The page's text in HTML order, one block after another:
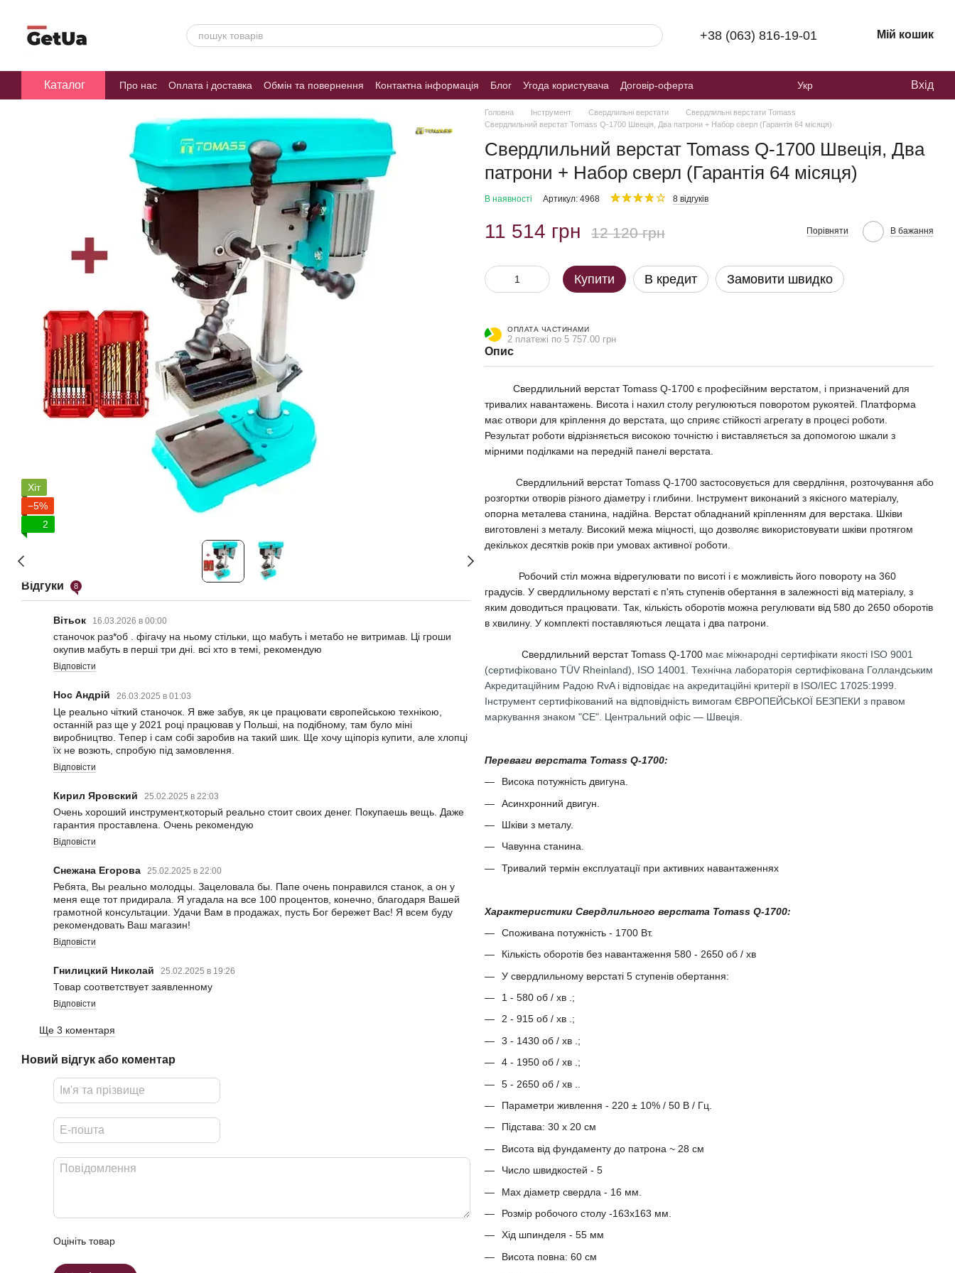
+38 (063) 816-19-01 Мій кошик
Каталог Про нас Оплата і доставка Обмін та повернення Контактна інформація Блог Угода користувача Договір-оферта Укр Вхід
Хіт
−5%
2
Відгуки 8
Вітьок 16.03.2026 в 00:00
станочок раз*об . фігачу на ньому стільки, що мабуть і метабо не витримав. Ці гроши
окупив мабуть в перші три дні. всі хто в темі, рекомендую
Відповісти
Нос Андрій 26.03.2025 в 01:03
Це реально чіткий станочок. Я вже забув, як це працювати європейською технікою,
останній раз ще у 2021 році працював у Польші, на подібному, там було міні
виробництво. Тепер і сам собі заробив на такий шик. Ще хочу щіпоріз купити, але хлопці
їх не возють, спробую під замовлення.
Відповісти
Кирил Яровский 25.02.2025 в 22:03
Очень хороший инструмент,который реально стоит своих денег. Покупаешь вещь. Даже
гарантия проставлена. Очень рекомендую
Відповісти
Снежана Егорова 25.02.2025 в 22:00
Ребята, Вы реально молодцы. Зацеловала бы. Папе очень понравился станок, а он у
меня еще тот придирала. Я угадала на все 100 процентов, конечно, благодаря Вашей
грамотной консультации. Удачи Вам в продажах, пусть Бог бережет Вас! Я всем буду
рекомендовать Ваш магазин!
Відповісти
Гнилицкий Николай 25.02.2025 в 19:26
Товар соответствует заявленному
Відповісти
Ще 3 коментаря
Новий відгук або коментар
Оцініть товар
Головна Інструмент Свердлильні верстати
Свердлильні верстати Tomass
Свердлильний верстат Tomass Q-1700 Швеція, Два патрони + Набор сверл (Гарантія 64 місяця)
Свердлильний верстат Tomass Q-1700 Швеція, Два
патрони + Набор сверл (Гарантія 64 місяця)
В наявності Артикул: 4968 8 відгуків
11 514 грн 12 120 грн Порівняти В бажання
Купити В кредит Замовити швидко
ОПЛАТА ЧАСТИНАМИ
2 платежі по 5 757.00 грн
Опис
Свердлильний верстат Tomass Q-1700 є професійним верстатом, і призначений для
тривалих навантажень. Висота і нахил столу регулюються поворотом рукоятей. Платформа
має отвори для кріплення до верстата, що сприяє стійкості агрегату в процесі роботи.
Результат роботи відрізняється високою точністю і виставляється за допомогою шкали з
мірними поділками на передній панелі верстата.
Свердлильний верстат Tomass Q-1700 застосовується для свердління, розточування або
розгортки отворів різного діаметру і глибини. Інструмент виконаний з якісного матеріалу,
опорна металева станина, надійна. Верстат обладнаний кріпленням для верстака. Шківи
виготовлені з металу. Високий межа міцності, що дозволяє використовувати шківи протягом
декількох десятків років при умовах активної роботи.
Робочий стіл можна відрегулювати по висоті і є можливість його повороту на 360
градусів. У свердлильному верстаті є п'ять ступенів обертання в залежності від матеріалу, з
яким доводиться працювати. Так, кількість оборотів можна регулювати від 580 до 2650 оборотів
в хвилину. У комплекті поставляються лещата і два патрони.
Свердлильний верстат Tomass Q-1700 має міжнародні сертифікати якості ISO 9001
(сертифіковано TÜV Rheinland), ISO 14001. Технічна лабораторія сертифікована Голландським
Акредитаційним Радою RvA і відповідає на акредитаційні критерії в ISO/IEC 17025:1999.
Інструмент сертифікований на відповідність вимогам ЄВРОПЕЙСЬКОЇ БЕЗПЕКИ з правом
маркування знаком "СЕ". Центральний офіс ― Швеція.
Переваги верстата Tomass Q-1700:
Висока потужність двигуна.
Асинхронний двигун.
Шківи з металу.
Чавунна станина.
Тривалий термін експлуатації при активних навантаженнях
Характеристики Свердлильного верстата Tomass Q-1700:
Споживана потужність - 1700 Вт.
Кількість оборотів без навантаження 580 - 2650 об / хв
У свердлильному верстаті 5 ступенів обертання:
1 - 580 об / хв .;
2 - 915 об / хв .;
3 - 1430 об / хв .;
4 - 1950 об / хв .;
5 - 2650 об / хв ..
Параметри живлення - 220 ± 10% / 50 В / Гц.
Підстава: 30 х 20 см
Висота від фундаменту до патрона ~ 28 см
Число швидкостей - 5
Max діаметр свердла - 16 мм.
Розмір робочого столу -163х163 мм.
Хід шпинделя - 55 мм
Висота повна: 60 см